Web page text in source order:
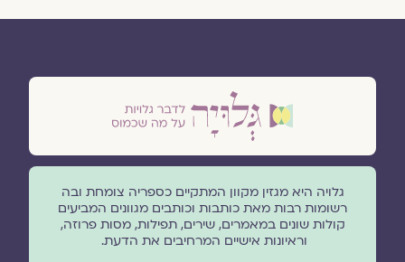
גלויה היא מגזין מקוון המתקיים כספריה צומחת ובה
רשומות רבות מאת כותבות וכותבים מגוונים המביעים
קולות שונים במאמרים, שירים, תפילות, מסות פרוזה,
וראיונות אישיים המרחיבים את הדעת.